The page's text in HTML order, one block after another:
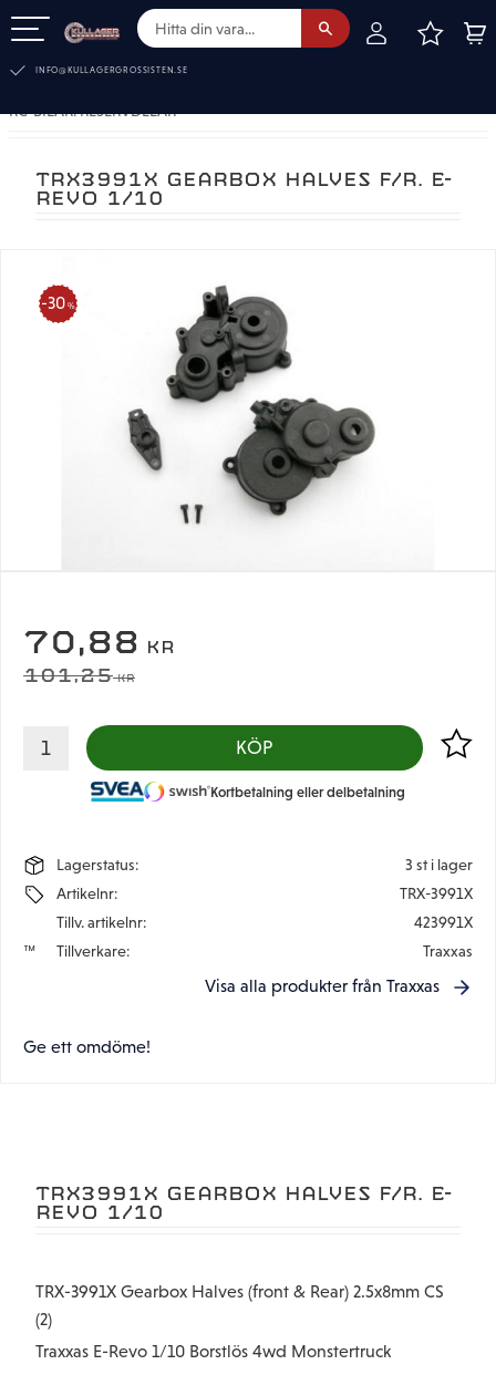
INFO@KULLAGERGROSSISTEN.SE
RC-BILAR. RESERVDELAR
TRX3991X GEARBOX HALVES F/R. E-
REVO 1/10
30 %
NEDSATT PRIS:
70,88 KR
ORDINARIE PRIS:
101,25KR
KÖP Lägg
Kortbetalning eller delbetalning
Lagerstatus
3 st i lager
Artikelnr
TRX-3991X
Tillv. artikelnr
423991X
Tillverkare
Traxxas
Visa alla produkter från Traxxas
Ge ett omdöme!
TRX3991X GEARBOX HALVES F/R. E-
REVO 1/10
TRX-3991X Gearbox Halves (front & Rear) 2.5x8mm CS
(2)
Traxxas E-Revo 1/10 Borstlös 4wd Monstertruck